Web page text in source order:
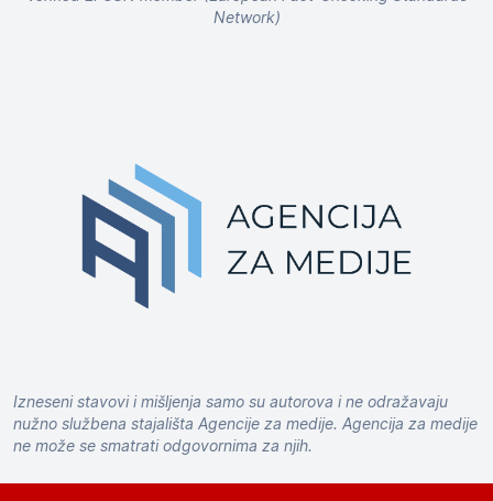
Network)
Izneseni stavovi i mišljenja samo su autorova i ne odražavaju
nužno službena stajališta Agencije za medije. Agencija za medije
ne može se smatrati odgovornima za njih.